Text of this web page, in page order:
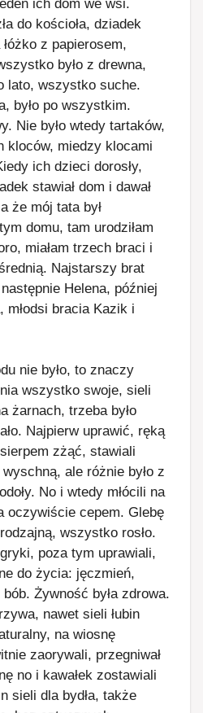
do kościoła, dziadek
łóżko z papierosem,
było z drewna,
lato, wszystko suche.
było po wszystkim.
Nie było wtedy tartaków,
kloców, miedzy klocami
ich dzieci dorosły,
stawiał dom i dawał
że mój tata był
domu, tam urodziłam
miałam trzech braci i
Najstarszy brat
następnie Helena, później
młodsi bracia Kazik i
nie było, to znaczy
wszystko swoje, sieli
żarnach, trzeba było
Najpierw uprawić, ręką
zżąć, stawiali
ale różnie było z
No i wtedy młócili na
oczywiście cepem. Glebę
wszystko rosło.
poza tym uprawiali,
do życia: jęczmień,
Żywność była zdrowa.
nawet sieli łubin
na wiosnę
zaorywali, przegniwał
no i kawałek zostawiali
sieli dla bydła, także